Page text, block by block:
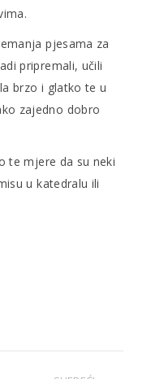
pjesama za
pripremali, učili
brzo i glatko te u
zajedno dobro
te mjere da su neki
u katedralu ili